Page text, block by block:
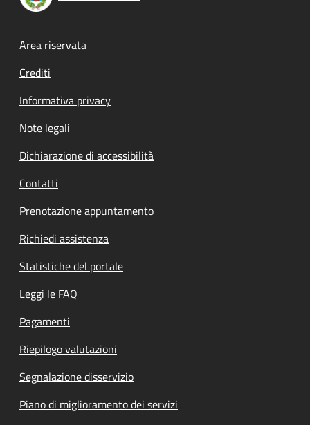
Footer menu
Area riservata
Crediti
Informativa privacy
Note legali
Dichiarazione di accessibilità
Contatti
Prenotazione appuntamento
Richiedi assistenza
Statistiche del portale
Leggi le FAQ
Pagamenti
Riepilogo valutazioni
Segnalazione disservizio
Piano di miglioramento dei servizi